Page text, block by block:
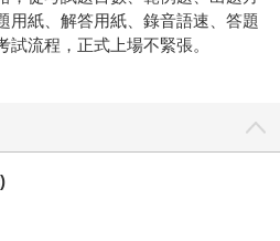
用紙、解答用紙、錄音語速、答題
流程，正式上場不緊張。